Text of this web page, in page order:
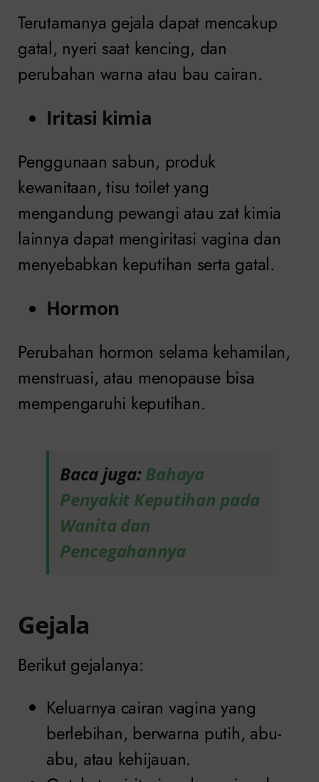
Terutamanya gejala dapat mencakup
gatal, nyeri saat kencing, dan
perubahan warna atau bau cairan.
Iritasi kimia
Penggunaan sabun, produk
kewanitaan, tisu toilet yang
mengandung pewangi atau zat kimia
lainnya dapat mengiritasi vagina dan
menyebabkan keputihan serta gatal.
Hormon
Perubahan hormon selama kehamilan,
menstruasi, atau menopause bisa
mempengaruhi keputihan.
Baca juga:Bahaya
Penyakit Keputihan pada
Wanita dan
Pencegahannya
Gejala
Berikut gejalanya:
Keluarnya cairan vagina yang
berlebihan, berwarna putih, abu-
abu, atau kehijauan.